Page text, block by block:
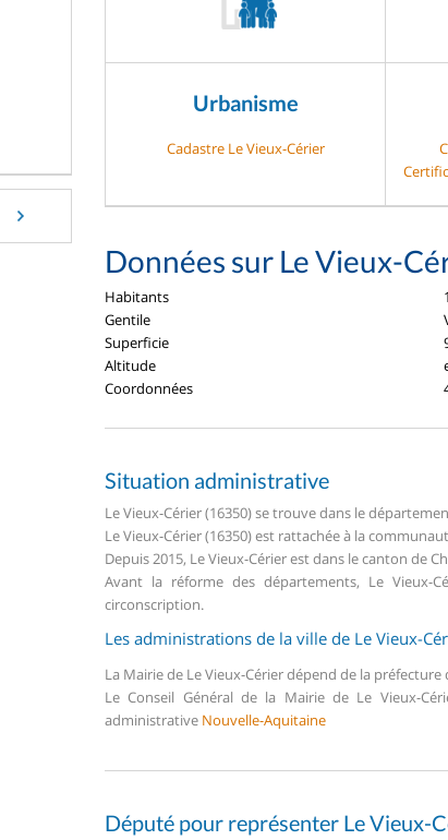
Urbanisme
Cadastre Le Vieux-Cérier
Données sur Le Vieux-
Habitants
Gentile
Superficie
Altitude
Coordonnées
Situation administrative
Le Vieux-Cérier (16350) se trouve dans le
Le Vieux-Cérier (16350) est rattachée à la
Depuis 2015, Le Vieux-Cérier est dans le canton de
Avant la réforme des départements, Le Vieux-
circonscription.
Les administrations de la ville de Le Vieux-
La Mairie de Le Vieux-Cérier dépend de la
Le Conseil Général de la Mairie de Le Vieux-
administrative Nouvelle-Aquitaine
Député pour représenter Le Vieux-